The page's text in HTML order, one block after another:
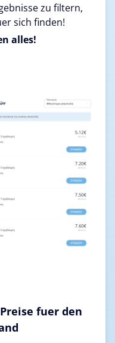
zu filtern,
sich finden!
alles!
fuer den